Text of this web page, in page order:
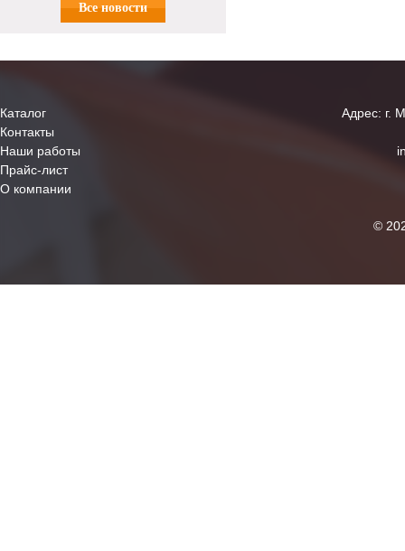
Все новости
Каталог
Контакты
Наши работы
Прайс-лист
О компании
Адрес: г.
©